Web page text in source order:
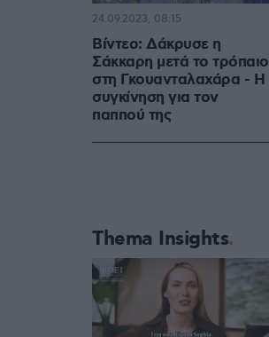
Βίντεο: Δάκρυσε η
Σάκκαρη μετά το τρόπαιο
στη Γκουανταλαχάρα - H
συγκίνηση για τον
παππού της
24.09.2023, 08:15
Thema Insights